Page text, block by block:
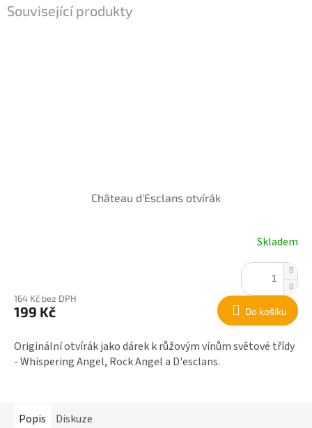
Související produkty
Château d'Esclans otvírák
Skladem
164 Kč bez DPH
199 Kč Do košíku
Originální otvírák jako dárek k růžovým vínům světové třídy
- Whispering Angel, Rock Angel a D'esclans.
Popis Diskuze